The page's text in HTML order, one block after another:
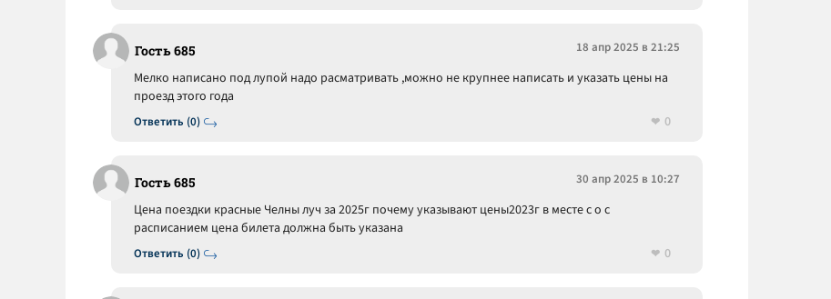
Гость 685 18 апр 2025 в 21:25
Ответить (0)
Мелко написано под лупой надо расматривать ,можно не крупнее написать и указать цены на
проезд этого года
0
Гость 685 30 апр 2025 в 10:27
Ответить (0)
Цена поездки красные Челны луч за 2025г почему указывают цены2023г в месте с о с
расписанием цена билета должна быть указана
0